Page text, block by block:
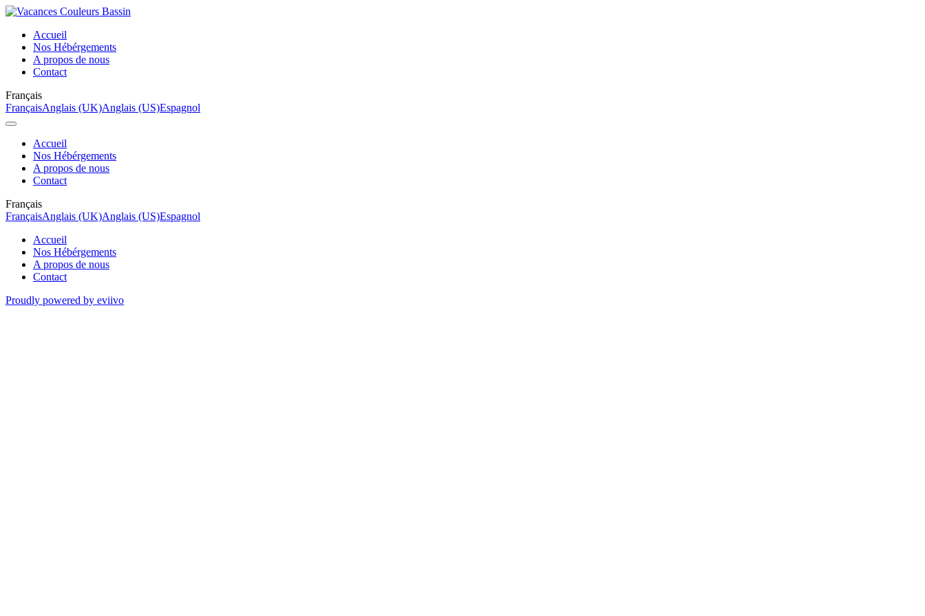
Accueil
Nos Hébérgements
A propos de nous
Contact
Français
FrançaisAnglais (UK)Anglais (US)Espagnol
Accueil
Nos Hébérgements
A propos de nous
Contact
Français
FrançaisAnglais (UK)Anglais (US)Espagnol
Accueil
Nos Hébérgements
A propos de nous
Contact
Proudly powered by eviivo